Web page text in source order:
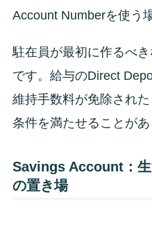
Account Numberを使う
駐在員が最初に作るべ
です。給与のDirect
維持手数料が免除され
条件を満たせることがあ
Savings Account：
の置き場